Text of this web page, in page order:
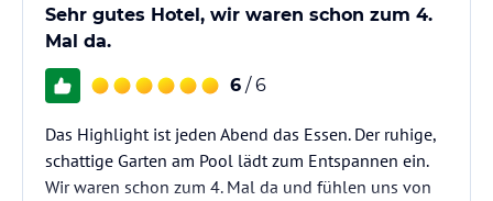
Sehr gutes Hotel, wir waren schon zum 4.
Mal da.
6 / 6
Das Highlight ist jeden Abend das Essen. Der ruhige,
schattige Garten am Pool lädt zum Entspannen ein.
Wir waren schon zum 4. Mal da und fühlen uns von